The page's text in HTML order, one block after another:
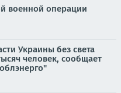
военной операции
Украины без света
человек, сообщает